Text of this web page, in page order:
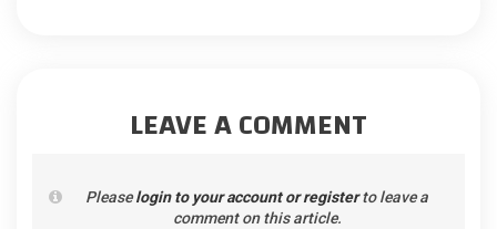
LEAVE A COMMENT
Pleaselogin to your account or registerto leave a
comment on this article.